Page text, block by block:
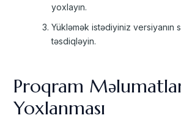
yoxlayın.
Yükləmək istədiyiniz versiyanın
təsdiqləyin.
Proqram
Yoxlanması